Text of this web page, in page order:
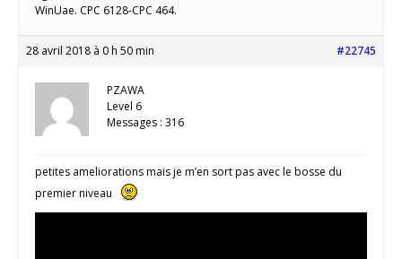
WinUae. CPC 6128-CPC 464.
28 avril 2018 à 0 h 50 min #22745
PZAWA
Level 6
Messages : 316
petites ameliorations mais je m’en sort pas avec le bosse du
premier niveau